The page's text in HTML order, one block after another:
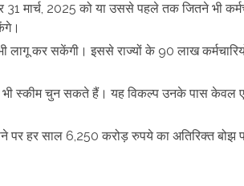
मार्च, 2025 को या उससे पहले तक जितने भी
लागू कर सकेंगी। इससे राज्यों के 90 लाख
भी स्कीम चुन सकते हैं। यह विकल्प उनके पास केवल
पर हर साल 6,250 करोड़ रुपये का अतिरिक्त बोझ